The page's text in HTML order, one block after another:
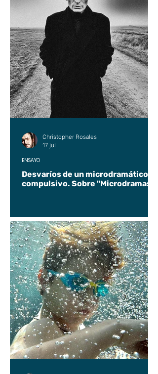
Desvaríos de un microdramático
compulsivo. Sobre "Microdramas".
ENSAYO
Christopher Rosales
17 jul